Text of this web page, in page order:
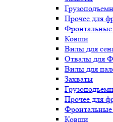
Прочее для
Ковши
Вилы для
Отвалы для
Вилы для
Захваты
Прочее для
Ковши